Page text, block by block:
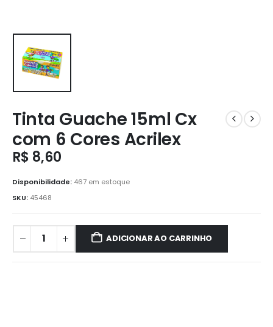
Tinta Guache 15ml Cx
com 6 Cores Acrilex
R$ 8,60
Disponibilidade: 467 em estoque
SKU: 45468
ADICIONAR AO CARRINHO